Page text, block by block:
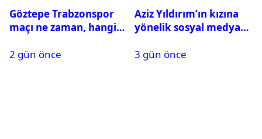
Göztepe Trabzonspor
maçı ne zaman, hangi
oynayacak mı?
2 gün önce
Aziz Yıldırım’ın kızına
yönelik sosyal medya
hakkında karar çıktı
3 gün önce